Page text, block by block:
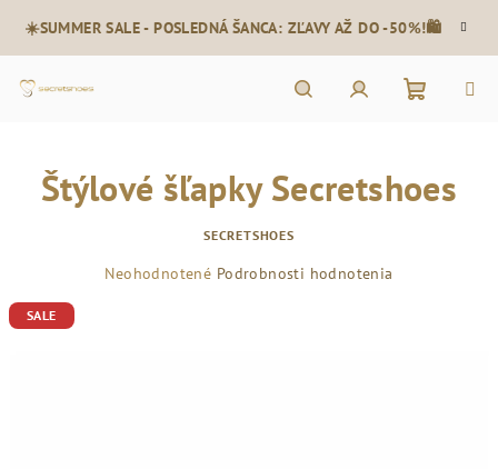
obsah
☀️SUMMER SALE - POSLEDNÁ ŠANCA: ZĽAVY AŽ DO -50%!🛍️
košík
Štýlové šľapky Secretshoes
SECRETSHOES
Priemerné
Neohodnotené Podrobnosti hodnotenia
SALE